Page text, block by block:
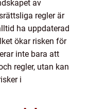
av
regler är
ha uppdaterad
ökar risken för
inte bara att
regler, utan kan
i